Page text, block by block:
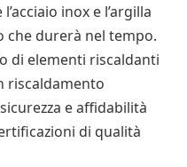
inox e l’argilla
che durerà nel tempo.
di elementi riscaldanti
riscaldamento
e affidabilità
di qualità